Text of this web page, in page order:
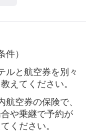
）
ルと航空券を別々
えてください。
航空券の保険で、
や乗継で予約が
ください。